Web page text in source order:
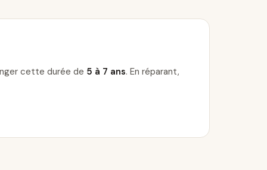
cette durée de 5 à 7 ans. En réparant,